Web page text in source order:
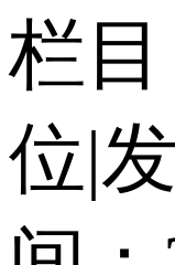
栏
位|